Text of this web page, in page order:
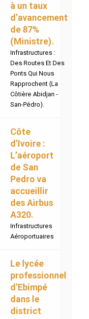
à un taux
d’avancement
de 87%
(Ministre).
Infrastructures :
Des Routes Et Des
Ponts Qui Nous
Rapprochent (La
Côtière Abidjan -
San-Pédro).
Côte
d’Ivoire :
L’aéroport
de San
Pedro va
accueillir
des Airbus
A320.
Infrastructures
Aéroportuaires
Le lycée
professionnel
d’Ebimpé
dans le
district